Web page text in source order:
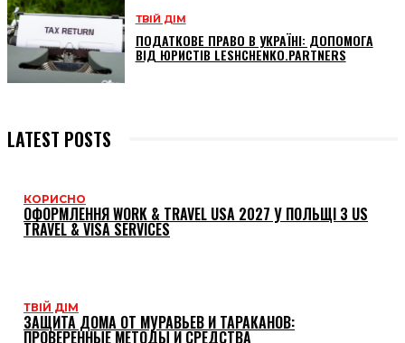
ТВІЙ ДІМ
ПОДАТКОВЕ ПРАВО В УКРАЇНІ: ДОПОМОГА
ВІД ЮРИСТІВ LESHCHENKO.PARTNERS
LATEST POSTS
КОРИСНО
ОФОРМЛЕННЯ WORK & TRAVEL USA 2027 У ПОЛЬЩІ З US
TRAVEL & VISA SERVICES
ТВІЙ ДІМ
ЗАЩИТА ДОМА ОТ МУРАВЬЕВ И ТАРАКАНОВ:
ПРОВЕРЕННЫЕ МЕТОДЫ И СРЕДСТВА